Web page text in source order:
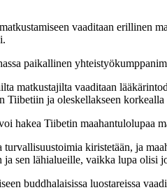
vaaditaan erillinen
paikallinen
matkustajilta vaaditaan
Tiibetiin ja oleskellakseen
hakea Tiibetin maahantulolupaa
kiristetään, ja
ja sen lähialueille, vaikka lupa olisi
buddhalaisissa luostareissa